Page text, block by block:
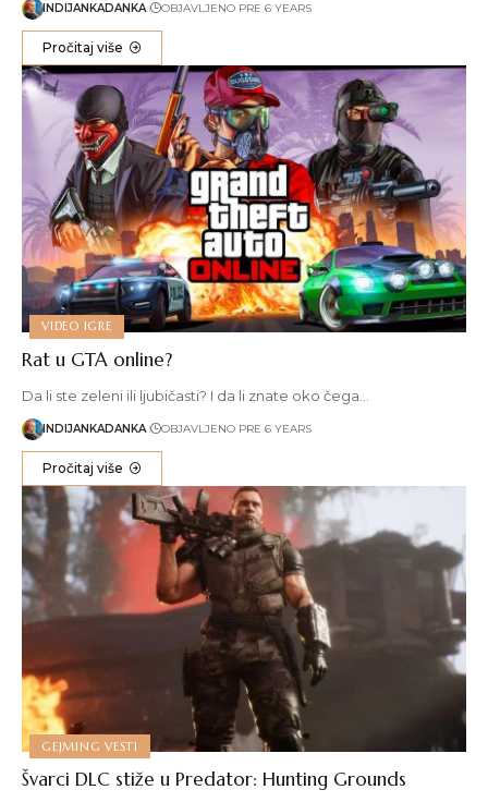
INDIJANKADANKA OBJAVLJENO PRE 6 YEARS
Pročitaj više
VIDEO IGRE
Rat u GTA online?
Da li ste zeleni ili ljubičasti? I da li znate oko čega…
INDIJANKADANKA OBJAVLJENO PRE 6 YEARS
Pročitaj više
GEJMING VESTI
Švarci DLC stiže u Predator: Hunting Grounds